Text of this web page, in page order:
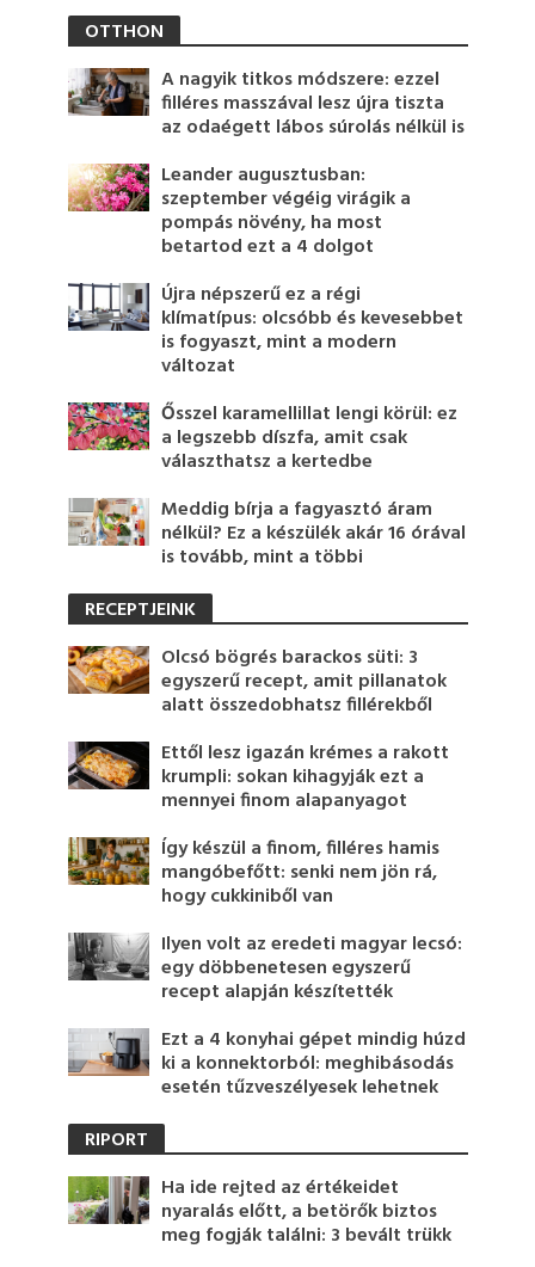
OTTHON
A nagyik titkos módszere: ezzel
filléres masszával lesz újra tiszta
az odaégett lábos súrolás nélkül is
Leander augusztusban:
szeptember végéig virágik a
pompás növény, ha most
betartod ezt a 4 dolgot
Újra népszerű ez a régi
klímatípus: olcsóbb és kevesebbet
is fogyaszt, mint a modern
változat
Ősszel karamellillat lengi körül: ez
a legszebb díszfa, amit csak
választhatsz a kertedbe
Meddig bírja a fagyasztó áram
nélkül? Ez a készülék akár 16 órával
is tovább, mint a többi
RECEPTJEINK
Olcsó bögrés barackos süti: 3
egyszerű recept, amit pillanatok
alatt összedobhatsz fillérekből
Ettől lesz igazán krémes a rakott
krumpli: sokan kihagyják ezt a
mennyei finom alapanyagot
Így készül a finom, filléres hamis
mangóbefőtt: senki nem jön rá,
hogy cukkiniből van
Ilyen volt az eredeti magyar lecsó:
egy döbbenetesen egyszerű
recept alapján készítették
Ezt a 4 konyhai gépet mindig húzd
ki a konnektorból: meghibásodás
esetén tűzveszélyesek lehetnek
RIPORT
Ha ide rejted az értékeidet
nyaralás előtt, a betörők biztos
meg fogják találni: 3 bevált trükk